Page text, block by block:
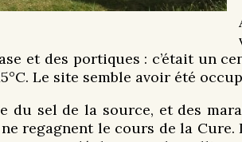
et des portiques : c’était un
Le site semble avoir été
sel de la source, et des
regagnent le cours de la Cure.